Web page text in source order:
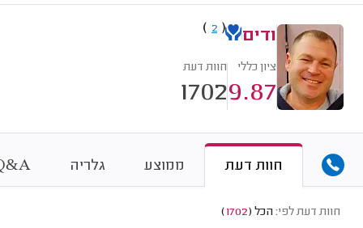
ודים (
2
)
ציון כללי
9.87
חוות דעת
1702
חוות דעת ממוצע גלריה &A
חוות דעת לפי: הכל (
1702
)